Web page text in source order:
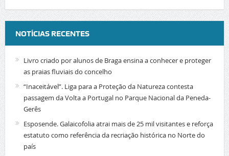
NOTÍCIAS RECENTES
Livro criado por alunos de Braga ensina a conhecer e proteger
as praias fluviais do concelho
“Inaceitável”. Liga para a Proteção da Natureza contesta
passagem da Volta a Portugal no Parque Nacional da Peneda-
Gerês
Esposende. Galaicofolia atrai mais de 25 mil visitantes e reforça
estatuto como referência da recriação histórica no Norte do
país